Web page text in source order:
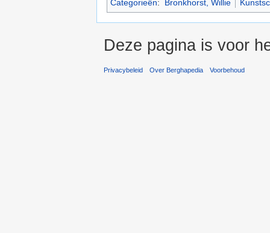
Categorieën: Bronkhorst, Willie
Deze pagina is voor
Privacybeleid Over Berghapedia Voorbehoud